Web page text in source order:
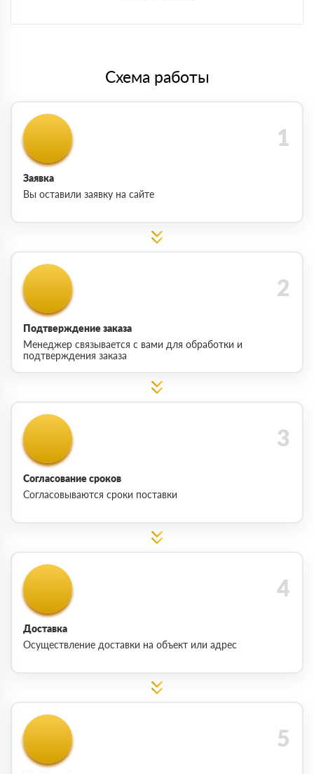
Схема работы
Заявка
Вы оставили заявку на сайте
Подтверждение заказа
Менеджер связывается с вами для обработки и
подтверждения заказа
Согласование сроков
Согласовываются сроки поставки
Доставка
Осуществление доставки на объект или адрес